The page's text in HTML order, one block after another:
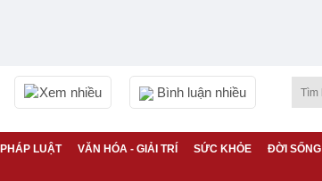
Xem nhiều Bình luận nhiều
PHÁP LUẬT VĂN HÓA - GIẢI TRÍ SỨC KHỎE ĐỜI SỐNG